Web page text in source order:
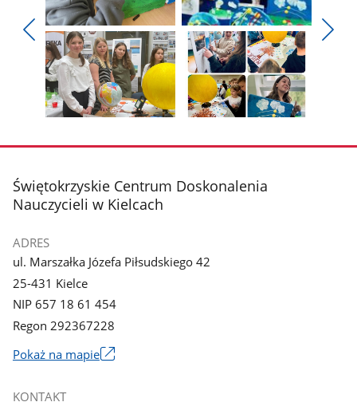
Pokaż
poprzednie
zdjęcia
Pokaż
zdjęcie
1
z
galerii.
Pokaż
zdjęcie
2
galerii.
galerii.
galerii.
stopka
Świętokrzyskie Centrum Doskonalenia
Nauczycieli w Kielcach
ADRES
ul. Marszałka Józefa Piłsudskiego 42
25-431 Kielce
NIP 657 18 61 454
Regon 292367228
Pokaż na mapieLink
KONTAKT